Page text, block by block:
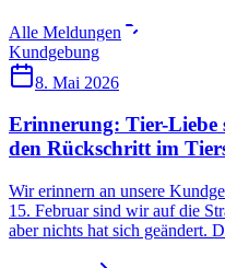
Alle Meldungen
Kundgebung
8. Mai 2026
Erinnerung: Tier-Liebe
den Rückschritt im
Wir erinnern an unsere
15. Februar sind wir auf die
aber nichts hat sich geändert.